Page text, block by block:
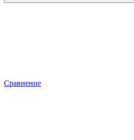
Сравнение